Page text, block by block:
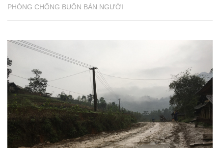
PHÒNG CHỐNG BUÔN BÁN NGƯỜI